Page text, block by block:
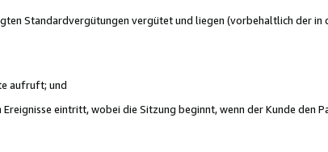
Standardvergütungen vergütet und liegen (vorbehaltlich der in
aufruft; und
eintritt, wobei die Sitzung beginnt, wenn der Kunde den